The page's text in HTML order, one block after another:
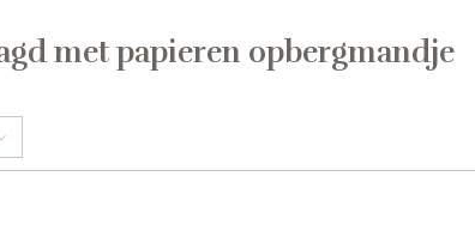
met papieren opbergmandje